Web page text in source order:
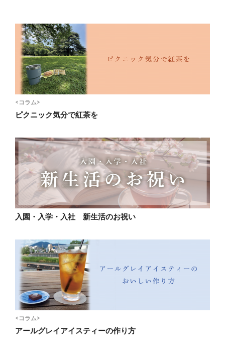
<コラム>
ピクニック気分で紅茶を
入園・入学・入社 新生活のお祝い
<コラム>
アールグレイアイスティーの作り方